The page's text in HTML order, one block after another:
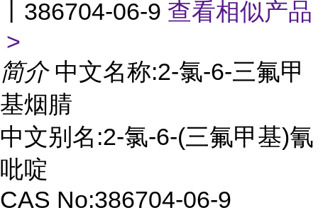
丨386704-06-9 查看相似产品
>
简介 中文名称:2-氯-6-三氟甲
基烟腈
中文别名:2-氯-6-(三氟甲基)氰
吡啶
CAS No:386704-06-9